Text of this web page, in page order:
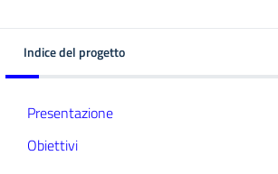
Indice del progetto
Presentazione
Obiettivi